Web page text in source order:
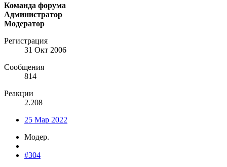
Команда форума
Администратор
Модератор
Регистрация
31 Окт 2006
Сообщения
814
Реакции
2.208
25 Мар 2022
Модер.
#304